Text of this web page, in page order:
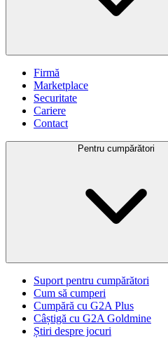
Firmă
Marketplace
Securitate
Cariere
Contact
Pentru cumpărători
Suport pentru cumpărători
Cum să cumperi
Cumpără cu G2A Plus
Câștigă cu G2A Goldmine
Știri despre jocuri